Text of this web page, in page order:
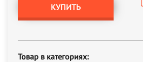
КУПИТЬ
Товар в категориях: